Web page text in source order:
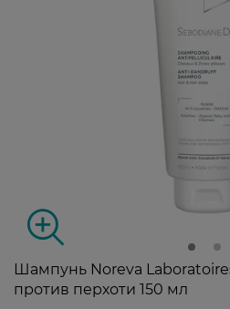
Шампунь Noreva
против перхоти 150 мл